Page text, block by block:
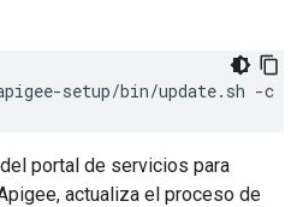
setup/bin/update.sh -c
portal de servicios para
actualiza el proceso de